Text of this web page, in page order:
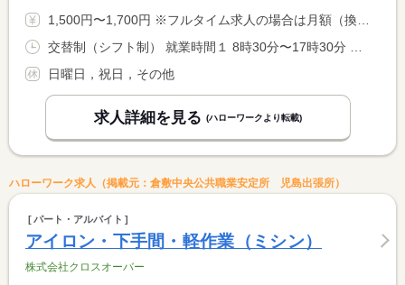
1,500円〜1,700円 ※フルタイム求人の場合は月額（換算額）、パート求人の場合は時間額を表示しています。
日曜日，祝日，その他
求人詳細を見る (ハローワークより転載)
ハローワーク求人（掲載元：倉敷中央公共職業安定所 児島出張所）
パート・アルバイト
アイロン・下手間・軽作業（ミシン）
株式会社クロスオーバー